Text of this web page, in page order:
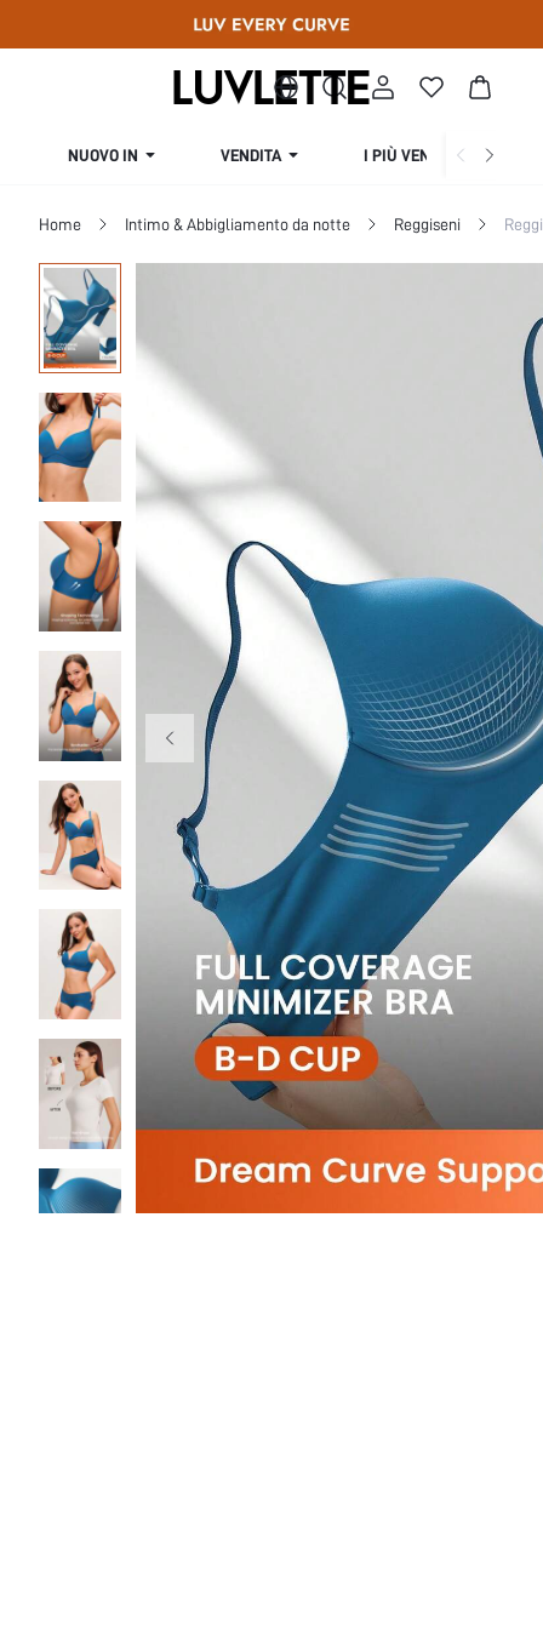
NUOVO IN VENDITA I PIÙ VENDUTI
Home Intimo & Abbigliamento da notte Reggiseni